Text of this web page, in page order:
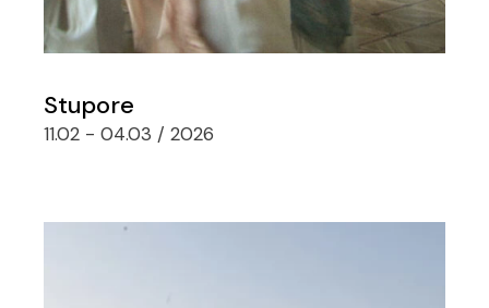
Stupore
11.02 - 04.03 / 2026